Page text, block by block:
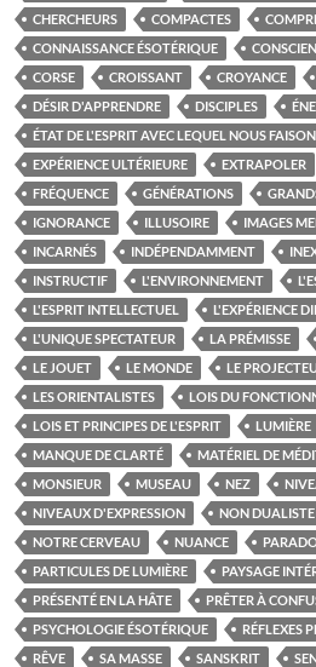
CHERCHEURS COMPACTES
CONNAISSANCE ÉSOTÉRIQUE
CORSE
CROISSANT CROYANCE
DÉSIR D'APPRENDRE
DISCIPLES
ÉTAT DE L'ESPRIT AVEC LEQUEL NOUS
EXPÉRIENCE ULTÉRIEURE
EXTRAPOLER
FRÉQUENCE
GÉNÉRATIONS
IGNORANCE
ILLUSOIRE
IMAGES
INCARNÉS
INDÉPENDAMMENT
INSTRUCTIF
L'ENVIRONNEMENT
L'ESPRIT INTELLECTUEL
L'EXPÉRIENCE
L'UNIQUE SPECTATEUR
LA PRÉMISSE
LE JOUET
LE MONDE LE
LES ORIENTALISTES
LOIS DU
LOIS ET PRINCIPES DE L'ESPRIT
LUMIÈRE
MANQUE DE CLARTÉ
MATÉRIEL DE
MONSIEUR
MUSEAU NEZ
NIVEAUX D'EXPRESSION
NON DUALISTE
NOTRE CERVEAU
NUANCE
PARTICULES DE LUMIÈRE
PAYSAGE
PRÉSENTÉ EN LA HÂTE
PRÊTER À
PSYCHOLOGIE ÉSOTÉRIQUE
RÉFLEXES
RÊVE
SA MASSE SANSKRIT